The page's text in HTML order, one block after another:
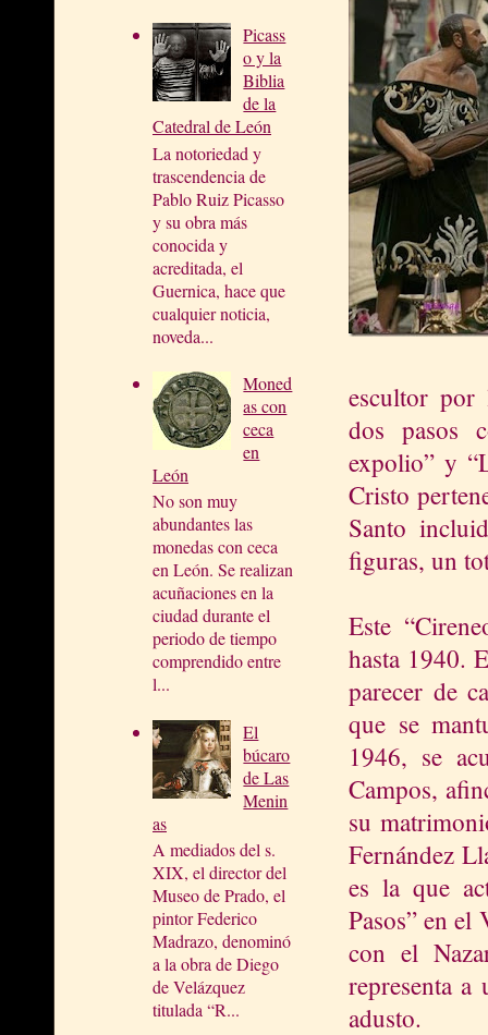
Picass
o y la
Biblia
de la
Catedral de León
La notoriedad y
trascendencia de
Pablo Ruiz Picasso
y su obra más
conocida y
acreditada, el
Guernica, hace que
cualquier noticia,
noveda...
Moned
as con
ceca
en
León
No son muy
abundantes las
monedas con ceca
en León. Se realizan
acuñaciones en la
ciudad durante el
periodo de tiempo
comprendido entre
l...
El
búcaro
de Las
Menin
as
A mediados del s.
XIX, el director del
Museo de Prado, el
pintor Federico
Madrazo, denominó
a la obra de Diego
de Velázquez
titulada “R...
escultor por
dos pasos
expolio” y
Cristo
Santo
figuras, un
Este
hasta 1940.
parecer de
que se
1946, se
Campos,
su
Fernández
es la que
Pasos” en el
con el
representa
adusto.